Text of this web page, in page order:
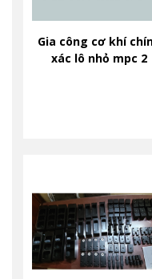
Gia công cơ khí
xác lô nhỏ mpc 2